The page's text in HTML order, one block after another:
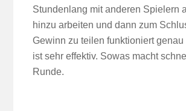
Stundenlang mit anderen Spielern
hinzu arbeiten und dann zum
Gewinn zu teilen funktioniert genau
ist sehr effektiv. Sowas macht
Runde.